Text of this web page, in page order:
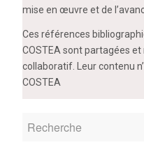
mise en œuvre et de
Ces références
COSTEA sont partagées
collaboratif. Leur contenu
COSTEA